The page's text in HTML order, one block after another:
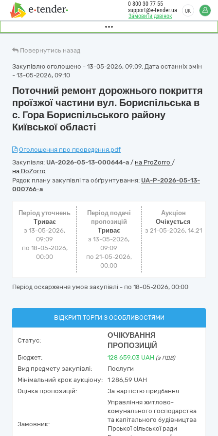
Замовити дзвінок
0 800 30 77 55
support@e-tender.ua
UK
Повернутись назад
Закупівлю оголошено - 13-05-2026, 09:09. Дата останніх змін
- 13-05-2026, 09:10
Поточний ремонт дорожнього покриття
проїзжої частини вул. Бориспільська в
с. Гора Бориспільського району
Київської області
Оголошення про проведення.pdf
Закупівля: UA-2026-05-13-000644-a / на ProZorro /
на DoZorro
Рядок плану закупівлі та обґрунтування: UA-P-2026-05-13-
000766-a
Період уточнень
Триває
з 13-05-2026,
09:09
по 18-05-2026,
00:00
Період подачі
пропозицій
Триває
з 13-05-2026,
09:09
по 21-05-2026,
00:00
Аукціон
Очікується
з 21-05-2026, 14:21
Період оскарження умов закупівлі - по 18-05-2026, 00:00
ВІДКРИТІ ТОРГИ З ОСОБЛИВОСТЯМИ
Статус:
ОЧІКУВАННЯ
ПРОПОЗИЦІЙ
Бюджет: 128 659,03 UAH (з ПДВ)
Вид предмету закупівлі:
Послуги
Мінімальний крок аукціону:
1 286,59 UAH
Оцінка пропозицій:
За вартістю придбання
Замовник:
Управління житлово-
комунального господарства
та капітального будівництва
Гірської сільської ради